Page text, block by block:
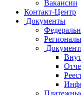
Вакансии
Контакт-Центр
Документы